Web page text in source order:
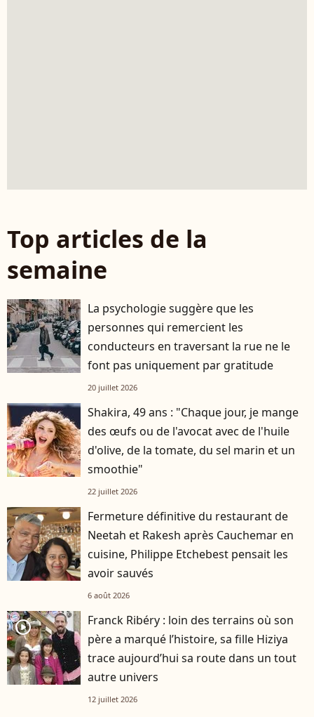
Top articles de la
semaine
La psychologie suggère que les
personnes qui remercient les
conducteurs en traversant la rue ne le
font pas uniquement par gratitude
20 juillet 2026
Shakira, 49 ans : "Chaque jour, je mange
des œufs ou de l'avocat avec de l'huile
d'olive, de la tomate, du sel marin et un
smoothie"
22 juillet 2026
Fermeture définitive du restaurant de
Neetah et Rakesh après Cauchemar en
cuisine, Philippe Etchebest pensait les
avoir sauvés
6 août 2026
player2
Franck Ribéry : loin des terrains où son
père a marqué l’histoire, sa fille Hiziya
trace aujourd’hui sa route dans un tout
autre univers
12 juillet 2026